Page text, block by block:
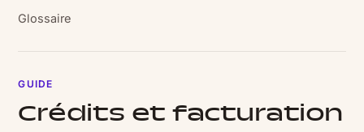
Glossaire
GUIDE
Crédits et facturation